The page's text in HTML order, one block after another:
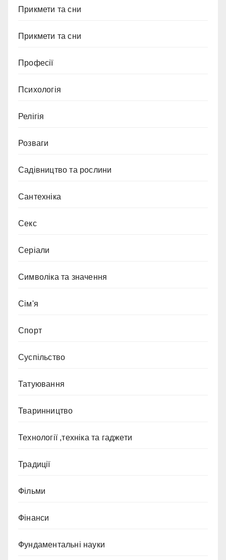
Прикмети та сни
Прикмети та сни
Професії
Психологія
Релігія
Розваги
Садівництво та рослини
Сантехніка
Секс
Серіали
Символіка та значення
Сім'я
Спорт
Суспільство
Татуювання
Тваринництво
Технології ,техніка та гаджети
Традиції
Фільми
Фінанси
Фундаментальні науки